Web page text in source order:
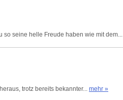
so seine helle Freude haben wie mit dem...
trotz bereits bekannter... mehr »